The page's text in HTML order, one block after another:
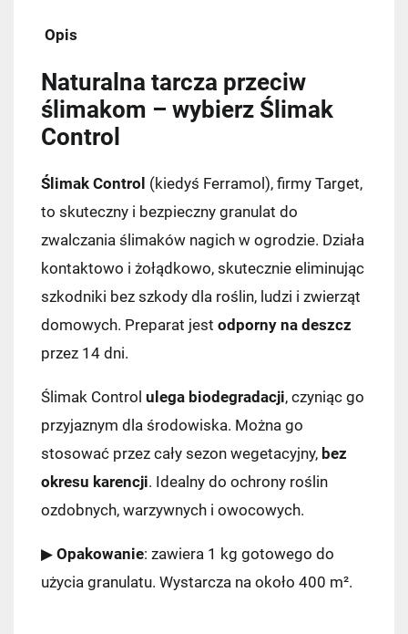
Opis
Naturalna tarcza przeciw
ślimakom – wybierz Ślimak
Control
Ślimak Control (kiedyś Ferramol), firmy Target,
to skuteczny i bezpieczny granulat do
zwalczania ślimaków nagich w ogrodzie. Działa
kontaktowo i żołądkowo, skutecznie eliminując
szkodniki bez szkody dla roślin, ludzi i zwierząt
domowych. Preparat jest odporny na deszcz
przez 14 dni.
Ślimak Control ulega biodegradacji, czyniąc go
przyjaznym dla środowiska. Można go
stosować przez cały sezon wegetacyjny, bez
okresu karencji. Idealny do ochrony roślin
ozdobnych, warzywnych i owocowych.
▶ Opakowanie: zawiera 1 kg gotowego do
użycia granulatu. Wystarcza na około 400 m².